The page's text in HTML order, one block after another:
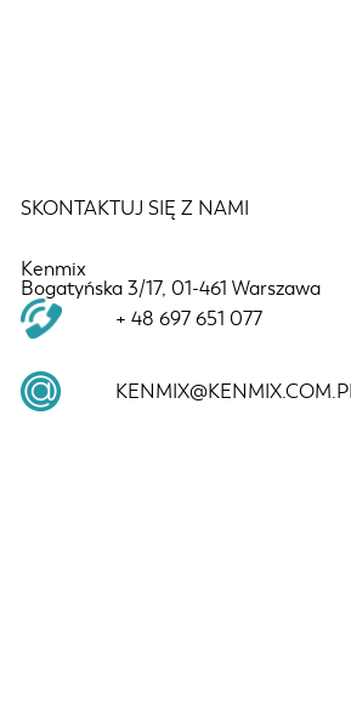
SKONTAKTUJ SIĘ Z NAMI
Kenmix
Bogatyńska 3/17, 01-461 Warszawa
+ 48 697 651 077
KENMIX@KENMIX.COM.PL